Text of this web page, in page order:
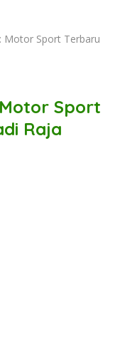
Motor Sport Terbaru
Sport
Raja